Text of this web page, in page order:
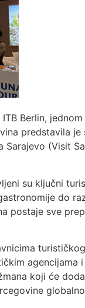
Berlin,
predstavila
(Visit
su ključni
do
postaje sve
agencijama
koji će